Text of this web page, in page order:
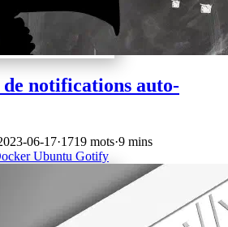
notifications auto-
06-17·1719 mots·9 mins
Ubuntu Gotify